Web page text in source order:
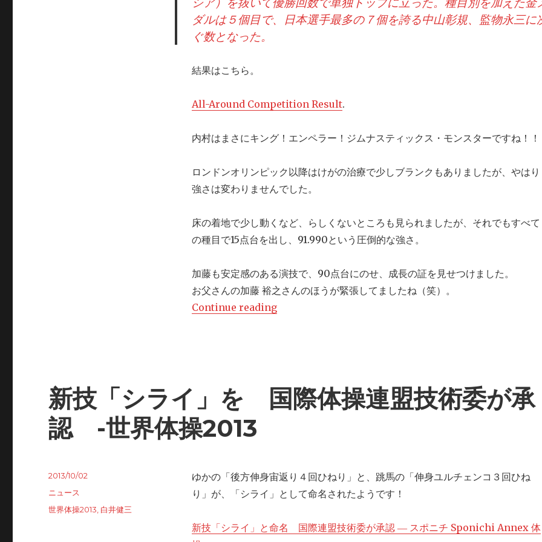
ダルは５個目で、日本選手最多の７個を誇る中山彰規、監物永三に
ぐ数となった。
結果はこちら。
All-Around Competition Result.
内村はまさにキング！エンペラー！ジムナスティックス・モンスターですね！！
ロンドンオリンピック以降はけがの治療で少しブランクもありましたが、やはり
強さは変わりませんでした。
床の着地で少し動くなど、らしくないところも見られましたが、それでもすべて
の種目で15点台を出し、91.990という圧倒的な強さ。
加藤も安定感のある演技で、90点台にのせ、成長の証を見せつけました。
お父さんの加藤 裕之さんのほうが緊張してましたね（笑）。
Continue reading“内村航平 世界選手権 前人未到の個人総合4連覇！加藤
新技「シライ」を 国際体操連盟技術委が承
認 -世界体操2013
ゆかの「後方伸身宙返り４回ひねり」と、跳馬の「伸身ユルチェンコ３回ひね
り」が、「シライ」として命名されたようです！
新技「シライ」と命名 国際連盟技術委が承認 ― スポニチ Sponichi Annex 体
Posted
2013/10/02
Categories
ニュース
Tags
世界体操2013 白井健三